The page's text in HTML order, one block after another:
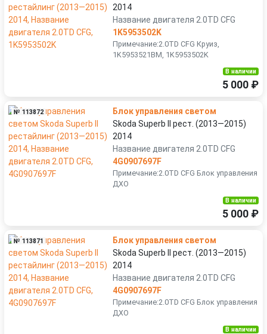
2014
Название двигателя 2.0TD CFG
1K5953502K
Примечание:2.0TD CFG Круиз,
1K5953521BM, 1K5953502K
В наличии
5 000 ₽
№ 113872
Блок управления светом
Skoda Superb II рест. (2013—2015)
2014
Название двигателя 2.0TD CFG
4G0907697F
Примечание:2.0TD CFG Блок управления
ДХО
В наличии
5 000 ₽
№ 113871
Блок управления светом
Skoda Superb II рест. (2013—2015)
2014
Название двигателя 2.0TD CFG
4G0907697F
Примечание:2.0TD CFG Блок управления
ДХО
В наличии